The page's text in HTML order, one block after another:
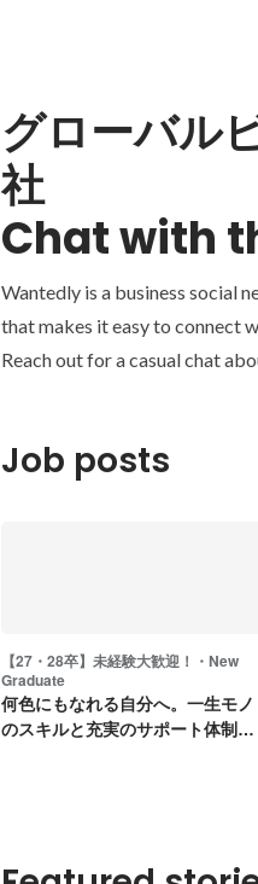
グローバル
社
Chat with
Wantedly is a business social
that makes it easy to connect
Reach out for a casual chat
Job posts
【27・28卒】未経験大歓迎！・New
Graduate
何色にもなれる自分へ。一生モノ
のスキルと充実のサポート体制で